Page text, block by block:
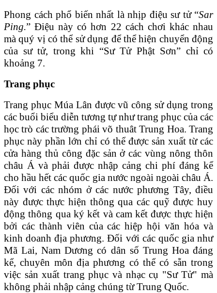
Phong cách phổ biến nhất là nhịp điệu sư tử “Sar
Ping.” Điệu này có hơn 22 cách chơi khác nhau
mà quý vị có thể sử dụng để thể hiện chuyển động
của sư tử, trong khi “Sư Tử Phật Sơn” chỉ có
khoảng 7.
Trang phục
Trang phục Múa Lân được vũ công sử dụng trong
các buổi biểu diễn tương tự như trang phục của các
học trò các trường phái võ thuât Trung Hoa. Trang
phục này phần lớn chỉ có thể được sản xuất từ các
cửa hàng thủ công đặc sản ở các vùng nông thôn
châu Á và phải được nhập cảng chi phí đáng kể
cho hầu hết các quốc gia nước ngoài ngoài châu Á.
Đối với các nhóm ở các nước phương Tây, điều
này được thực hiện thông qua các quỹ được huy
động thông qua ký kết và cam kết được thực hiện
bởi các thành viên của các hiệp hội văn hóa và
kinh doanh địa phương. Đối với các quốc gia như
Mã Lai, Nam Dương có dân số Trung Hoa đáng
kể, chuyên môn địa phương có thể có sẵn trong
việc sản xuất trang phục và nhạc cụ "Sư Tử" mà
không phải nhập cảng chúng từ Trung Quốc.